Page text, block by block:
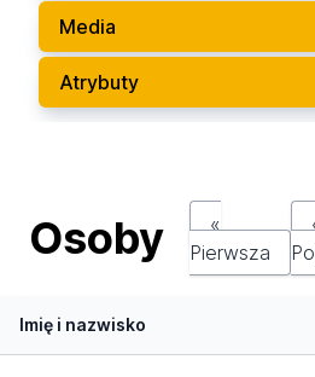
Media
Atrybuty
Osoby
«
Pierwsza
Imię i nazwisko